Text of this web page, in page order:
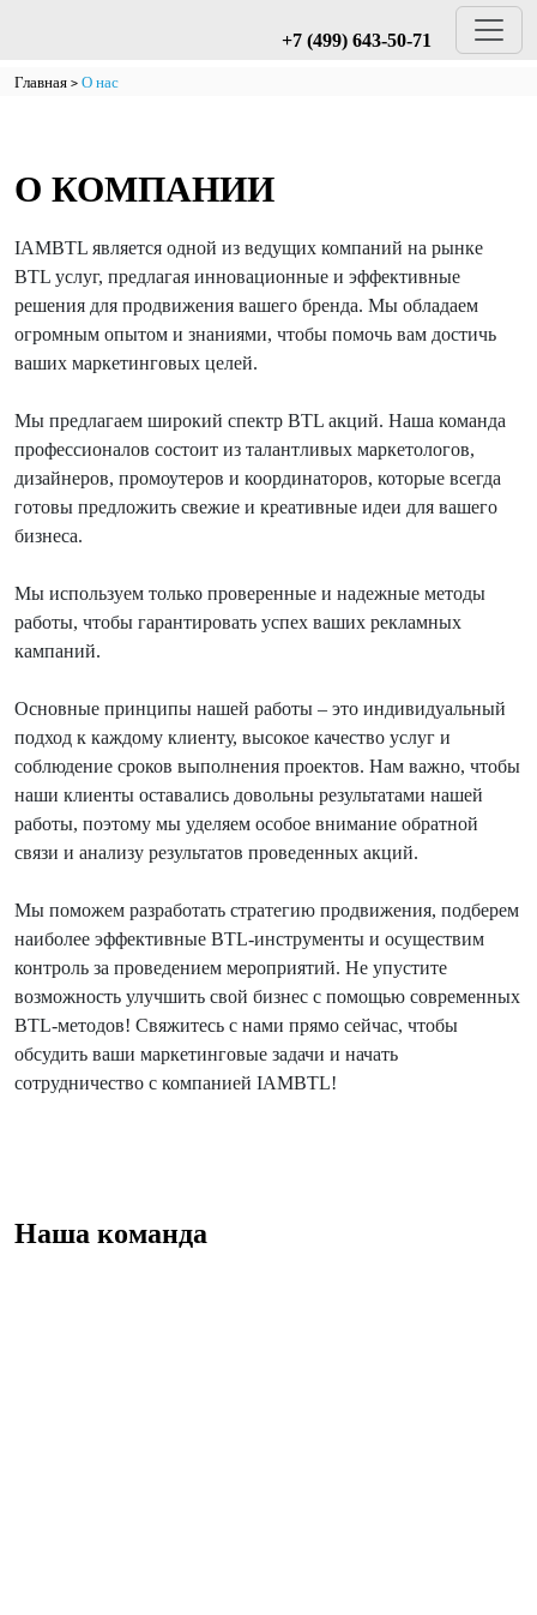
+7 (499) 643-50-71
Главная О нас
О КОМПАНИИ
IAMBTL является одной из ведущих компаний на рынке
BTL услуг, предлагая инновационные и эффективные
решения для продвижения вашего бренда. Мы обладаем
огромным опытом и знаниями, чтобы помочь вам достичь
ваших маркетинговых целей.
Мы предлагаем широкий спектр BTL акций. Наша команда
профессионалов состоит из талантливых маркетологов,
дизайнеров, промоутеров и координаторов, которые всегда
готовы предложить свежие и креативные идеи для вашего
бизнеса.
Мы используем только проверенные и надежные методы
работы, чтобы гарантировать успех ваших рекламных
кампаний.
Основные принципы нашей работы – это индивидуальный
подход к каждому клиенту, высокое качество услуг и
соблюдение сроков выполнения проектов. Нам важно, чтобы
наши клиенты оставались довольны результатами нашей
работы, поэтому мы уделяем особое внимание обратной
связи и анализу результатов проведенных акций.
Мы поможем разработать стратегию продвижения, подберем
наиболее эффективные BTL-инструменты и осуществим
контроль за проведением мероприятий. Не упустите
возможность улучшить свой бизнес с помощью современных
BTL-методов! Свяжитесь с нами прямо сейчас, чтобы
обсудить ваши маркетинговые задачи и начать
сотрудничество с компанией IAMBTL!
Наша команда